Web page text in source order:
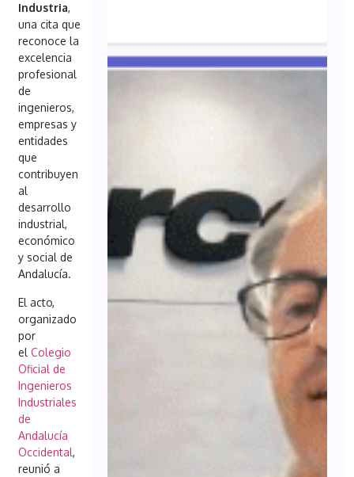
Industria,
una cita que
reconoce la
excelencia
profesional
de
ingenieros,
empresas y
entidades
que
contribuyen
al
desarrollo
industrial,
económico
y social de
Andalucía.
El acto,
organizado
por
elColegio
Oficial de
Ingenieros
Industriales
de
Andalucía
Occidental,
reunió a